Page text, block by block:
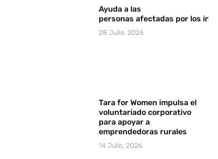
Ayuda a las
personas afectadas por los
28 Julio, 2026
Tara for Women impulsa el
voluntariado corporativo
para apoyar a
emprendedoras rurales
14 Julio, 2026